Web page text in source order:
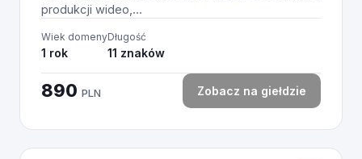
produkcji wideo,...
Wiek domeny
1 rok
Długość
11 znaków
890 PLN Zobacz na giełdzie